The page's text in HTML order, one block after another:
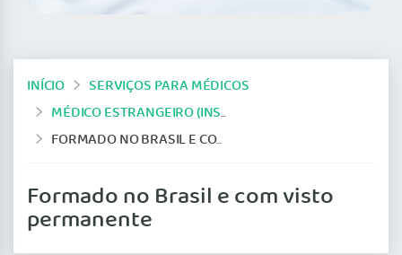
INÍCIO
SERVIÇOS PARA MÉDICOS
MÉDICO ESTRANGEIRO (INSCRIÇÃO/AUTORIZAÇÃO)
FORMADO NO BRASIL E COM VISTO PERMANENTE
Formado no Brasil e com visto
permanente